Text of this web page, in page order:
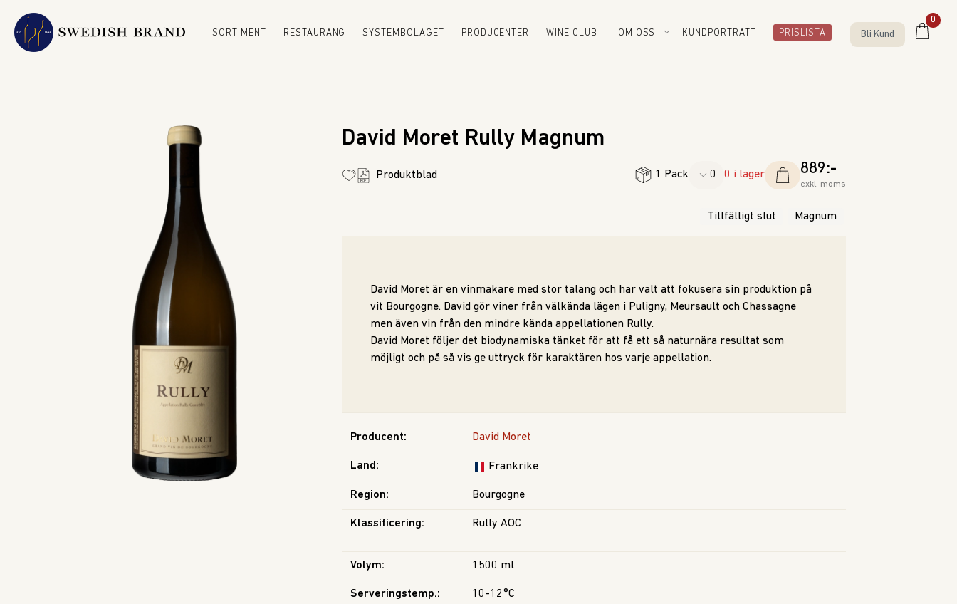
SORTIMENT RESTAURANG SYSTEMBOLAGET PRODUCENTER WINE CLUB OM OSS KUNDPORTRÄTT PRISLISTA Bli Kund
0
David Moret Rully Magnum
889:-
exkl. moms
Produktblad 1 Pack 0 i lager
Tillfälligt slut Magnum
David Moret är en vinmakare med stor talang och har valt att fokusera sin produktion på
vit Bourgogne. David gör viner från välkända lägen i Puligny, Meursault och Chassagne
men även vin från den mindre kända appellationen Rully.
David Moret följer det biodynamiska tänket för att få ett så naturnära resultat som
möjligt och på så vis ge uttryck för karaktären hos varje appellation.
Producent: David Moret
Land : Frankrike
Region: Bourgogne
Klassificering: Rully AOC
Volym: 1500 ml
Serveringstemp.: 10-12°C